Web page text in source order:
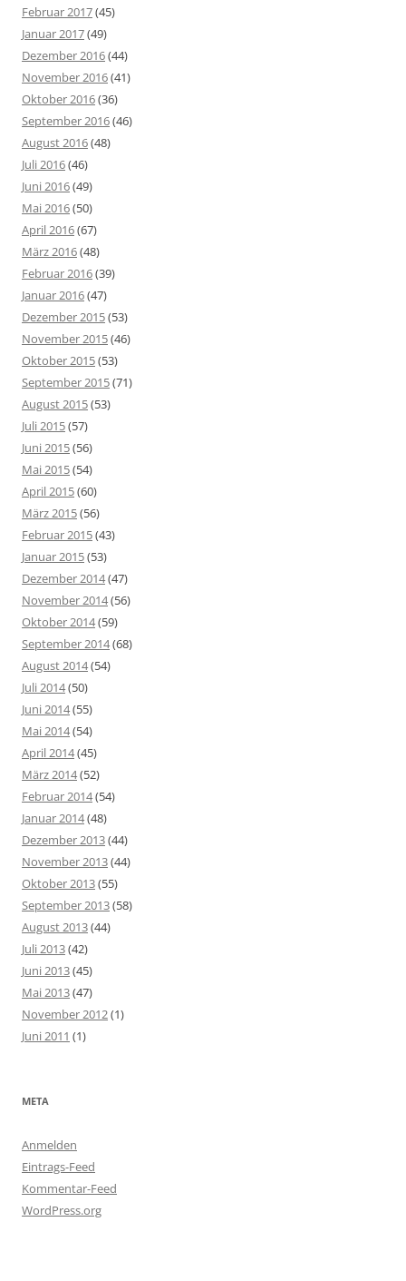
Februar 2017(45)
Januar 2017(49)
Dezember 2016(44)
November 2016(41)
Oktober 2016(36)
September 2016(46)
August 2016(48)
Juli 2016(46)
Juni 2016(49)
Mai 2016(50)
April 2016(67)
März 2016(48)
Februar 2016(39)
Januar 2016(47)
Dezember 2015(53)
November 2015(46)
Oktober 2015(53)
September 2015(71)
August 2015(53)
Juli 2015(57)
Juni 2015(56)
Mai 2015(54)
April 2015(60)
März 2015(56)
Februar 2015(43)
Januar 2015(53)
Dezember 2014(47)
November 2014(56)
Oktober 2014(59)
September 2014(68)
August 2014(54)
Juli 2014(50)
Juni 2014(55)
Mai 2014(54)
April 2014(45)
März 2014(52)
Februar 2014(54)
Januar 2014(48)
Dezember 2013(44)
November 2013(44)
Oktober 2013(55)
September 2013(58)
August 2013(44)
Juli 2013(42)
Juni 2013(45)
Mai 2013(47)
November 2012(1)
Juni 2011 (1)
META
Anmelden
Eintrags-Feed
Kommentar-Feed
WordPress.org